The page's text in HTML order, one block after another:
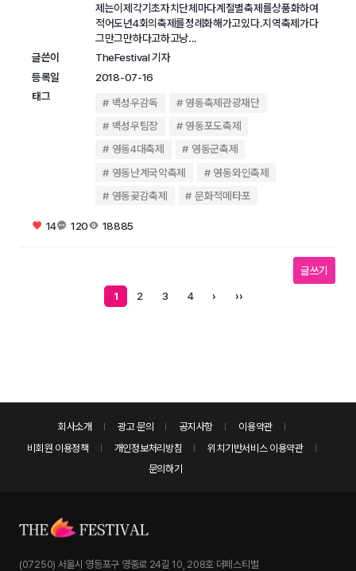
제는이제각기초자치단체마다계절별축제를상품화하여
적어도년4회의축제를정례화해가고있다.지역축제가다
그만그만하다고하고낭...
글쓴이
TheFestival 기자
등록일
2018-07-16
태그
백성우감독
영동축제관광재단
백성우팀장
영동포도축제
영동4대축제
영동군축제
영동난계국악축제
영동와인축제
영동곶감축제
문화적메타포
14 120 18885
글쓰기
1 2 3 4 › ››
회사소개 광고 문의 공지사항
이용약관
비회원 이용정책
개인정보처리방침
위치기반서비스 이용약관
문의하기
(07250) 서울시 영등포구 영중로 24길 10, 208호 더페스티벌